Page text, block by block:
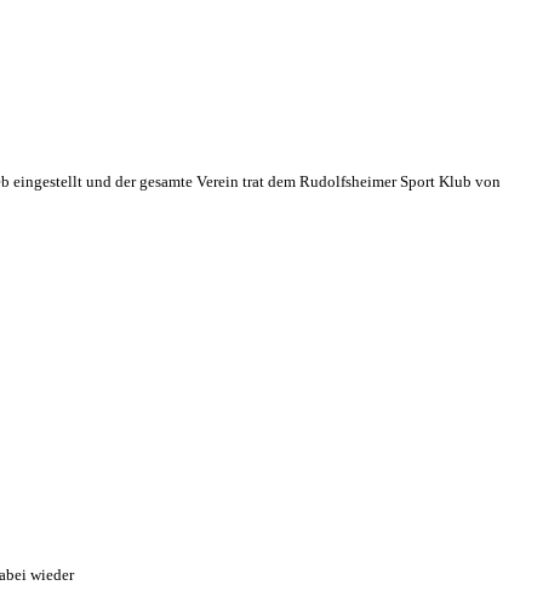
eingestellt und der gesamte Verein trat dem Rudolfsheimer Sport Klub von
wieder